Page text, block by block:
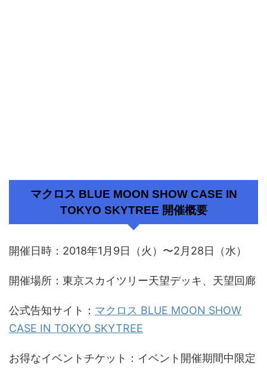
マクロス BLUE MOON SHOW CASE IN
TOKYO SKYTREE 開催概要
開催日時：2018年1月9日（火）〜2月28日（水）
開催場所：東京スカイツリー天望デッキ、天望回廊
公式告知サイト： マクロス BLUE MOON SHOW
CASE IN TOKYO SKYTREE
お得なイベントチケット：イベント開催期間中限定